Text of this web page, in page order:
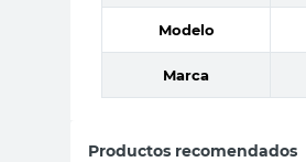
Modelo
Marca
Productos recomendados